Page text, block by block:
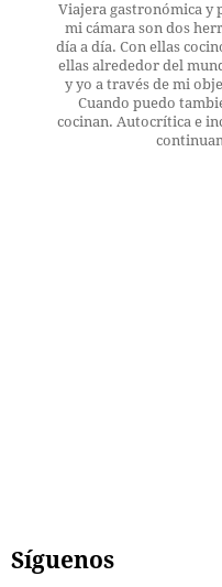
Viajera gastronómica y
mi cámara son dos
día a día. Con ellas
ellas alrededor del
y yo a través de mi
Cuando puedo
cocinan. Autocrítica e
Síguenos